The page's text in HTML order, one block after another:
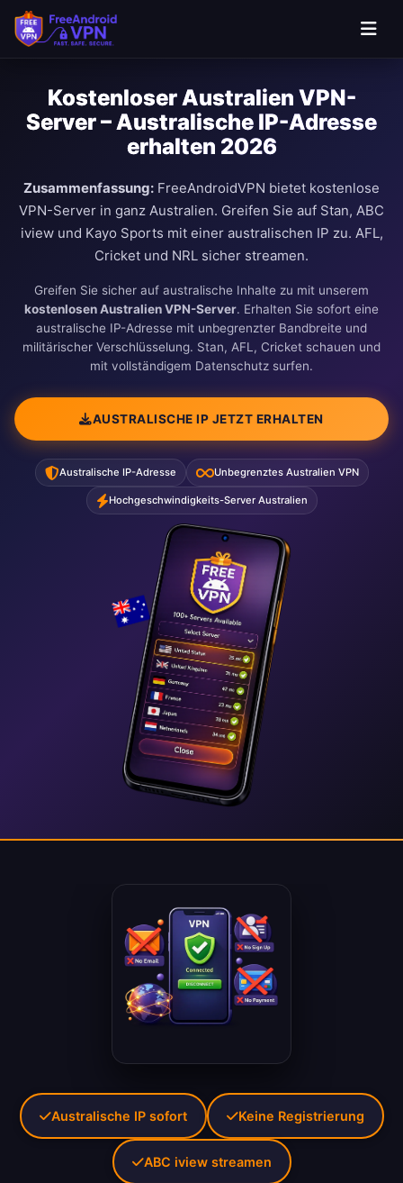
Kostenloser Australien VPN-
Server – Australische IP-Adresse
erhalten 2026
Zusammenfassung: FreeAndroidVPN bietet kostenlose
VPN-Server in ganz Australien. Greifen Sie auf Stan, ABC
iview und Kayo Sports mit einer australischen IP zu. AFL,
Cricket und NRL sicher streamen.
Greifen Sie sicher auf australische Inhalte zu mit unserem
kostenlosen Australien VPN-Server. Erhalten Sie sofort eine
australische IP-Adresse mit unbegrenzter Bandbreite und
militärischer Verschlüsselung. Stan, AFL, Cricket schauen und
mit vollständigem Datenschutz surfen.
AUSTRALISCHE IP JETZT ERHALTEN
Australische IP-Adresse Unbegrenztes Australien VPN
Hochgeschwindigkeits-Server Australien
Australische IP sofort Keine Registrierung
ABC iview streamen